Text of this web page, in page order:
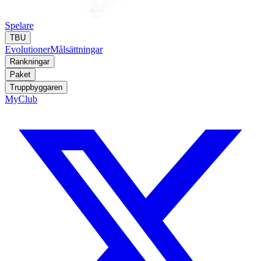
Spelare
TBU
EvolutionerMålsättningar
Rankningar
Paket
Truppbyggaren
MyClub